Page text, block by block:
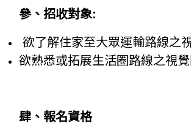
參、招收對象:
欲了解住家至大眾運輸路線之
欲熟悉或拓展生活圈路線之視
肆、報名資格